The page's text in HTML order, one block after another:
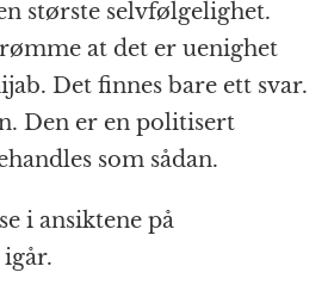
største selvfølgelighet.
at det er uenighet
Det finnes bare ett svar.
Den er en politisert
som sådan.
i ansiktene på